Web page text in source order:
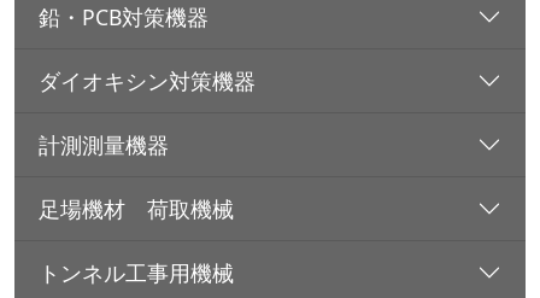
鉛・PCB対策機器
ダイオキシン対策機器
計測測量機器
足場機材 荷取機械
トンネル工事用機械